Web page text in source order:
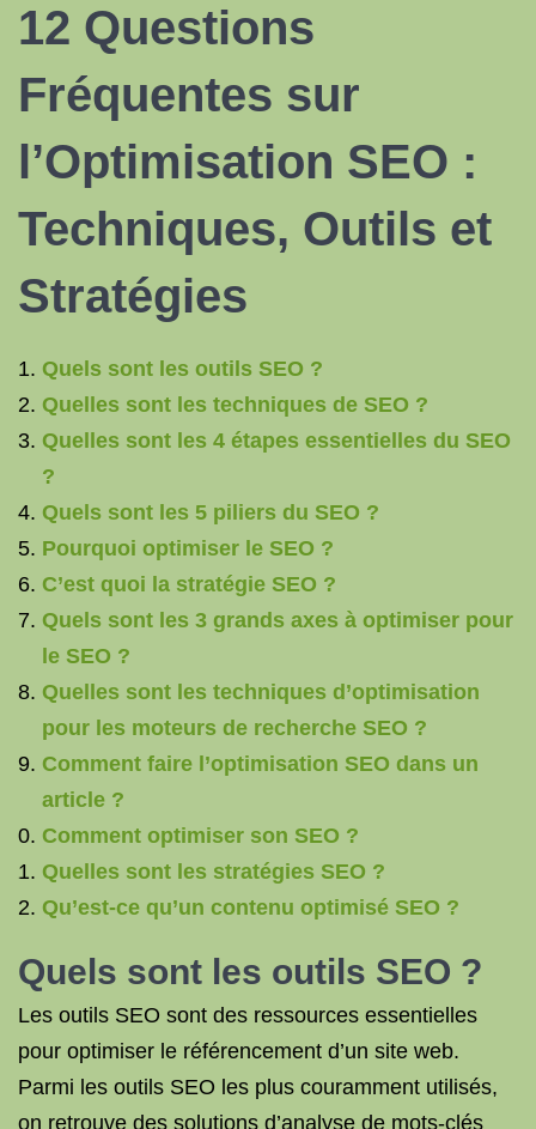
12 Questions
Fréquentes sur
l’Optimisation SEO :
Techniques, Outils et
Stratégies
Quels sont les outils SEO ?
Quelles sont les techniques de SEO ?
Quelles sont les 4 étapes essentielles du SEO
?
Quels sont les 5 piliers du SEO ?
Pourquoi optimiser le SEO ?
C’est quoi la stratégie SEO ?
Quels sont les 3 grands axes à optimiser pour
le SEO ?
Quelles sont les techniques d’optimisation
pour les moteurs de recherche SEO ?
Comment faire l’optimisation SEO dans un
article ?
Comment optimiser son SEO ?
Quelles sont les stratégies SEO ?
Qu’est-ce qu’un contenu optimisé SEO ?
Quels sont les outils SEO ?
Les outils SEO sont des ressources essentielles
pour optimiser le référencement d’un site web.
Parmi les outils SEO les plus couramment utilisés,
on retrouve des solutions d’analyse de mots-clés